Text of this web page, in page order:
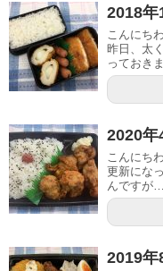
2018年
こんにち
昨日、太
っておき
2020年
こんにち
更新にな
んですが
2019年